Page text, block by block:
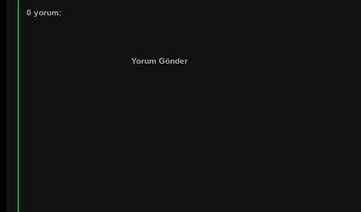
0 yorum:
Yorum Gönder